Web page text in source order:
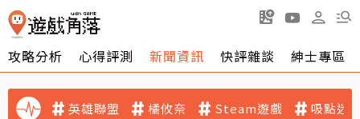
攻略分析 心得評測 新聞資訊 快評雜談 紳士專區
英雄聯盟 橘攸奈 Steam遊戲 吸點迷